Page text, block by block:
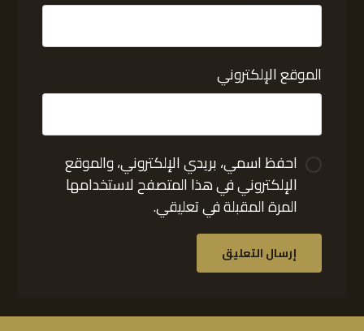
الموقع الإلكتروني
احفظ اسمي، بريدي الإلكتروني، والموقع
الإلكتروني في هذا المتصفح لاستخدامها
المرة المقبلة في تعليقي.